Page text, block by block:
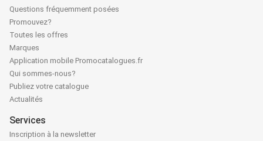
Questions fréquemment posées
Promouvez?
Toutes les offres
Marques
Application mobile Promocatalogues.fr
Qui sommes-nous?
Publiez votre catalogue
Actualités
Services
Inscription à la newsletter